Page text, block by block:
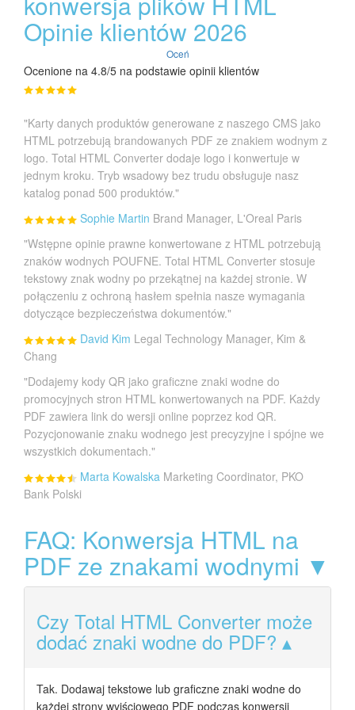
Opinie klientów 2026
Oceń
Ocenione na 4.8/5 na podstawie opinii klientów
"Karty danych produktów generowane z naszego CMS jako
HTML potrzebują brandowanych PDF ze znakiem wodnym z
logo. Total HTML Converter dodaje logo i konwertuje w
jednym kroku. Tryb wsadowy bez trudu obsługuje nasz
katalog ponad 500 produktów."
Sophie Martin Brand Manager, L'Oreal Paris
"Wstępne opinie prawne konwertowane z HTML potrzebują
znaków wodnych POUFNE. Total HTML Converter stosuje
tekstowy znak wodny po przekątnej na każdej stronie. W
połączeniu z ochroną hasłem spełnia nasze wymagania
dotyczące bezpieczeństwa dokumentów."
David Kim Legal Technology Manager, Kim &
Chang
"Dodajemy kody QR jako graficzne znaki wodne do
promocyjnych stron HTML konwertowanych na PDF. Każdy
PDF zawiera link do wersji online poprzez kod QR.
Pozycjonowanie znaku wodnego jest precyzyjne i spójne we
wszystkich dokumentach."
Marta Kowalska Marketing Coordinator, PKO
Bank Polski
FAQ: Konwersja HTML na
PDF ze znakami wodnymi ▼
Czy Total HTML Converter może
dodać znaki wodne do PDF?
Tak. Dodawaj tekstowe lub graficzne znaki wodne do
każdej strony wyjściowego PDF podczas konwersji